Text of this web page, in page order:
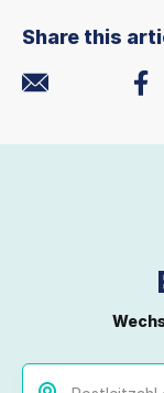
Share this